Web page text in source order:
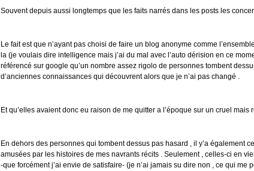
Souvent depuis aussi longtemps que les faits narrés dans les posts les
Le fait est que n’ayant pas choisi de faire un blog anonyme comme
la (je voulais dire intelligence mais j’ai du mal avec l’auto dérision en ce
référencé sur google qu’un nombre assez rigolo de personnes tombent
d’anciennes connaissances qui découvrent alors que je n’ai pas changé .
Et qu’elles avaient donc eu raison de me quitter a l’époque sur un cruel
En dehors des personnes qui tombent dessus pas hasard , il y’a également
amusées par les histoires de mes navrants récits . Seulement , celles-ci en
-que forcément j’ai envie de satisfaire- (je n’ai jamais su dire non , ce qui me